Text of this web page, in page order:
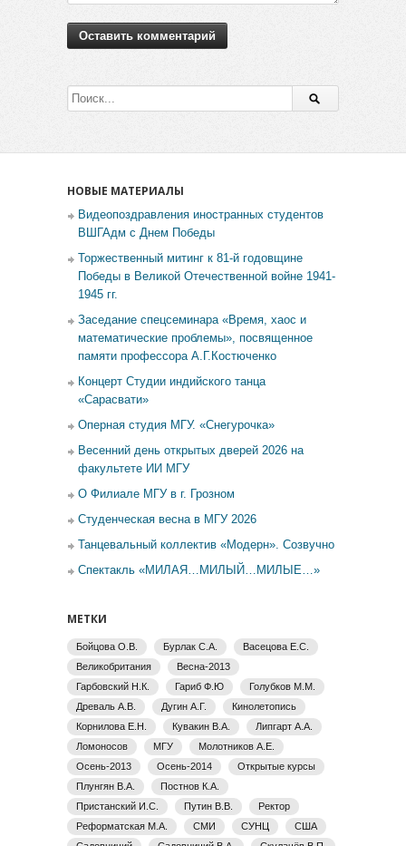
НОВЫЕ МАТЕРИАЛЫ
Видеопоздравления иностранных студентов
ВШГАдм с Днем Победы
Торжественный митинг к 81-й годовщине
Победы в Великой Отечественной войне 1941-
1945 гг.
Заседание спецсеминара «Время, хаос и
математические проблемы», посвященное
памяти профессора А.Г.Костюченко
Концерт Студии индийского танца
«Сарасвати»
Оперная студия МГУ. «Снегурочка»
Весенний день открытых дверей 2026 на
факультете ИИ МГУ
О Филиале МГУ в г. Грозном
Студенческая весна в МГУ 2026
Танцевальный коллектив «Модерн». Созвучно
Спектакль «МИЛАЯ…МИЛЫЙ…МИЛЫЕ…»
МЕТКИ
Бойцова О.В. Бурлак С.А.
Васецова Е.С.
Великобритания
Весна-2013
Гарбовский Н.К.
Гариб Ф.Ю
Голубков М.М.
Древаль А.В.
Дугин А.Г.
Кинолетопись
Корнилова Е.Н.
Кувакин В.А.
Липгарт А.А.
Ломоносов
МГУ
Молотников А.Е.
Осень-2013
Осень-2014
Открытые курсы
Плунгян В.А.
Постнов К.А.
Пристанский И.С.
Путин В.В.
Ректор
Реформатская М.А.
СМИ СУНЦ
США